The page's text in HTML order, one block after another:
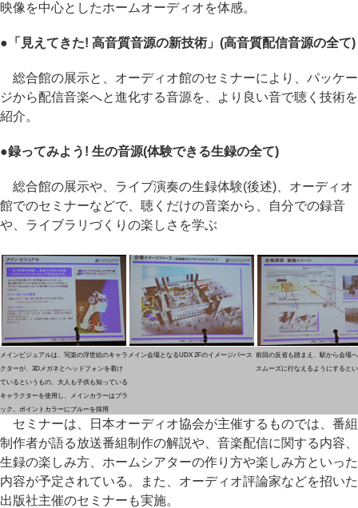
映像を中心としたホームオーディオを体感。
●「見えてきた! 高音質音源の新技術」(高音質配信音源の全て)
総合館の展示と、オーディオ館のセミナーにより、パッケー
ジから配信音楽へと進化する音源を、より良い音で聴く技術を
紹介。
●録ってみよう! 生の音源(体験できる生録の全て)
総合館の展示や、ライブ演奏の生録体験(後述)、オーディオ
館でのセミナーなどで、聴くだけの音楽から、自分での録音
や、ライブラリづくりの楽しさを学ぶ
メインビジュアルは、写楽の浮世絵のキャラ
クターが、3Dメガネとヘッドフォンを着け
ているというもの。大人も子供も知っている
キャラクターを使用し、メインカラーはブラ
ック、ポイントカラーにブルーを採用
メイン会場となるUDX 2Fのイメージパース 前回の反省も踏まえ、駅から会場
スムーズに行なえるようにすると
セミナーは、日本オーディオ協会が主催するものでは、番組
制作者が語る放送番組制作の解説や、音楽配信に関する内容、
生録の楽しみ方、ホームシアターの作り方や楽しみ方といった
内容が予定されている。また、オーディオ評論家などを招いた
出版社主催のセミナーも実施。